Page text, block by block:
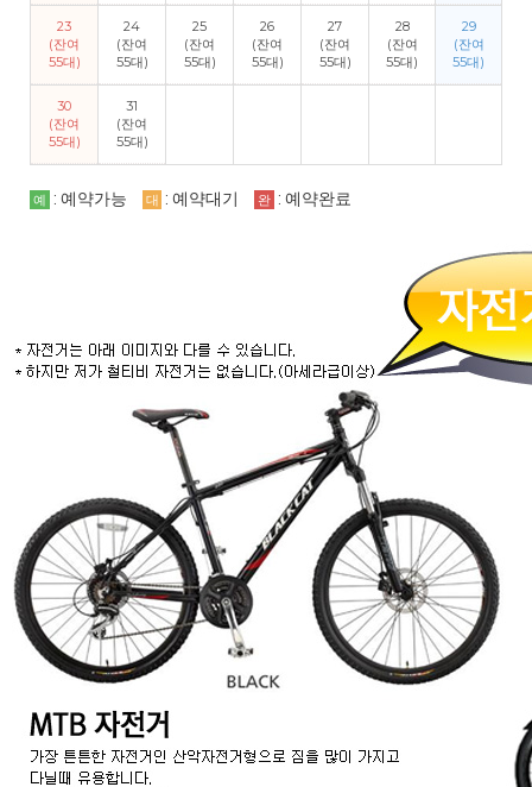
23
(잔여
55대)
24
(잔여
55대)
25
(잔여
55대)
26
(잔여
55대)
27
(잔여
55대)
28
(잔여
55대)
29
(잔여
55대)
30
(잔여
55대)
31
(잔여
55대)
예 : 예약가능 대 : 예약대기 완 : 예약완료